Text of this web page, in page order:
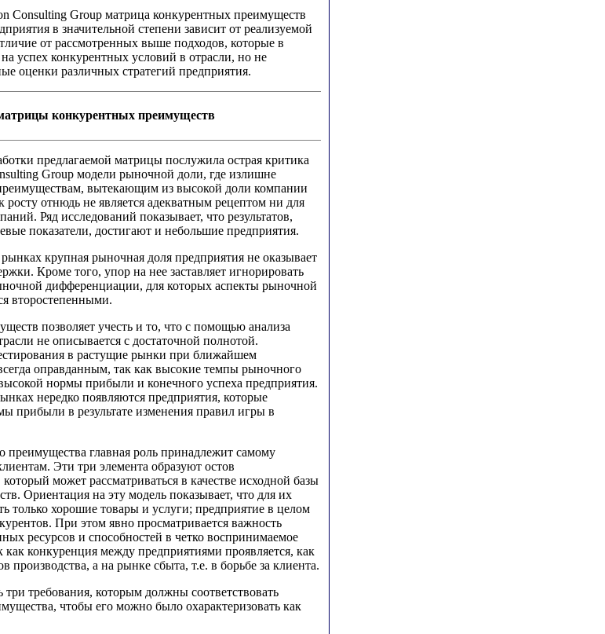
Consulting Group матрица конкурентных преимуществ
в значительной степени зависит от реализуемой
от рассмотренных выше подходов, которые в
успех конкурентных условий в отрасли, но не
оценки различных стратегий предприятия.
конкурентных преимуществ
предлагаемой матрицы послужила острая критика
Group модели рыночной доли, где излишне
вытекающим из высокой доли компании
отнюдь не является адекватным рецептом ни для
Ряд исследований показывает, что результатов,
показатели, достигают и небольшие предприятия.
крупная рыночная доля предприятия не оказывает
Кроме того, упор на нее заставляет игнорировать
дифференциации, для которых аспекты рыночной
второстепенными.
позволяет учесть и то, что с помощью анализа
не описывается с достаточной полнотой.
в растущие рынки при ближайшем
оправданным, так как высокие темпы рыночного
нормы прибыли и конечного успеха предприятия.
нередко появляются предприятия, которые
прибыли в результате изменения правил игры в
преимущества главная роль принадлежит самому
Эти три элемента образуют остов
который может рассматриваться в качестве исходной базы
Ориентация на эту модель показывает, что для их
только хорошие товары и услуги; предприятие в целом
При этом явно просматривается важность
ресурсов и способностей в четко воспринимаемое
как конкуренция между предприятиями проявляется, как
производства, а на рынке сбыта, т.е. в борьбе за клиента.
требования, которым должны соответствовать
чтобы его можно было охарактеризовать как